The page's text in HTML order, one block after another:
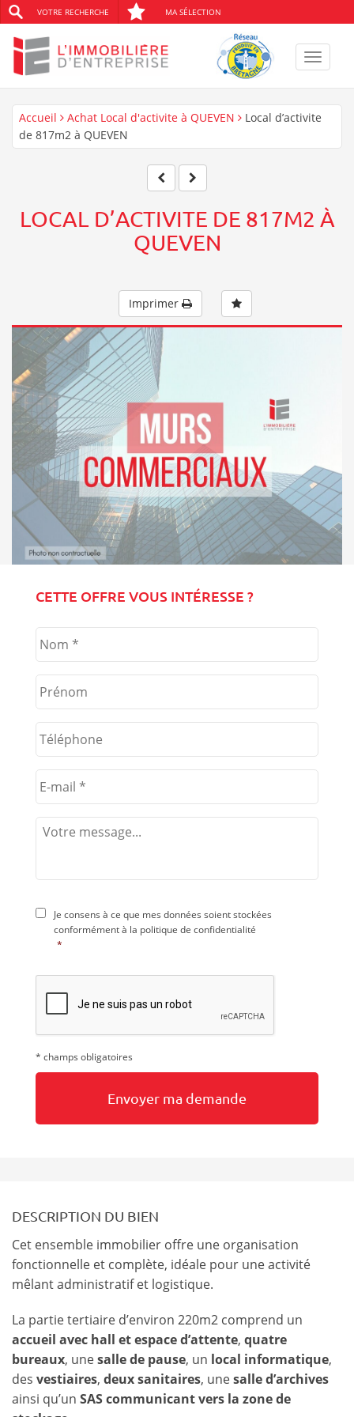
VOTRE RECHERCHE MA SÉLECTION
Toggle
Accueil Achat Local d'activite à QUEVEN
Local d’activite
de 817m2 à QUEVEN
LOCAL D’ACTIVITE DE 817M2 À
QUEVEN
Imprimer
CETTE OFFRE VOUS INTÉRESSE ?
Je consens à ce que mes données soient stockées
conformément à la politique de confidentialité
*
* champs obligatoires
DESCRIPTION DU BIEN
Cet ensemble immobilier offre une organisation
fonctionnelle et complète, idéale pour une activité
mêlant administratif et logistique.
La partie tertiaire d’environ 220m2 comprend un
accueil avec hall et espace d’attente, quatre
bureaux, unesalle de pause, un local informatique,
des vestiaires, deux sanitaires, unesalle d’archives
ainsi qu’un SAS communicant vers la zone de